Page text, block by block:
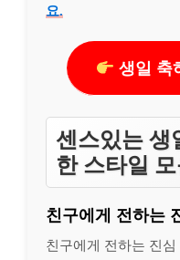
요.
생일 축
센스있는 생
한 스타일
친구에게 전하는
친구에게 전하는 진